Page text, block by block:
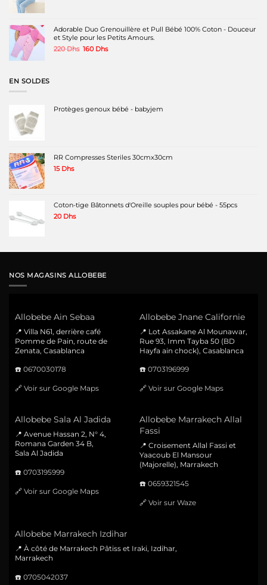
Adorable Duo Grenouillère et Pull Bébé 100% Coton - Douceur
et Style pour les Petits Amours.
220Dhs Le
160 DhsLe
EN SOLDES
Protèges genoux bébé - babyjem
RR Compresses Steriles 30cmx30cm
15 Dhs
Coton-tige Bâtonnets d'Oreille souples pour bébé - 55pcs
20 Dhs
NOS MAGASINS ALLOBEBE
Allobebe Ain Sebaa
📍 Villa N61, derrière café
Pomme de Pain, route de
Zenata, Casablanca
☎️ 0670030178
🔗 Voir sur Google Maps
Allobebe Jnane Californie
📍 Lot Assakane Al Mounawar,
Rue 93, Imm Tayba 50 (BD
Hayfa ain chock), Casablanca
☎️ 0703196999
🔗 Voir sur Google Maps
Allobebe Sala Al Jadida
📍 Avenue Hassan 2, N° 4,
Romana Garden 34 B,
Sala Al Jadida
☎️ 0703195999
🔗 Voir sur Google Maps
Allobebe Marrakech Allal
Fassi
📍 Croisement Allal Fassi et
Yaacoub El Mansour
(Majorelle), Marrakech
☎️ 0659321545
🔗 Voir sur Waze
Allobebe Marrakech Izdihar
📍 À côté de Marrakech Pâtiss et Iraki, Izdihar,
Marrakech
☎️ 0705042037